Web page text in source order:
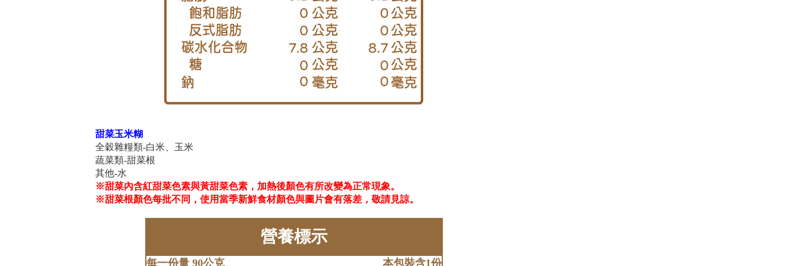
甜菜玉米糊
全穀雜糧類-白米、玉米
蔬菜類-甜菜根
其他-水
※甜菜內含紅甜菜色素與黃甜菜色素，加熱後顏色有所改變為正常現象。
※甜菜根顏色每批不同，使用當季新鮮食材顏色與圖片會有落差，敬請見諒。
營養標示
每一份量 90公克 本包裝含1份